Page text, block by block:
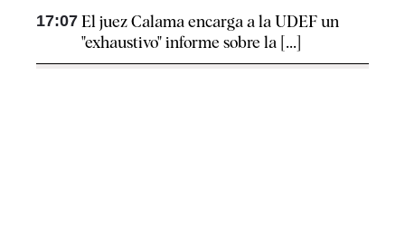
17:07 El juez Calama encarga a la UDEF un
"exhaustivo" informe sobre la [...]